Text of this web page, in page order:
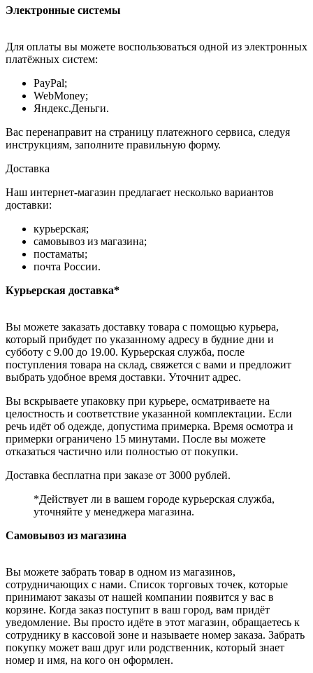
Электронные системы
Для оплаты вы можете воспользоваться одной из электронных
платёжных систем:
PayPal;
WebMoney;
Яндекс.Деньги.
Вас перенаправит на страницу платежного сервиса, следуя
инструкциям, заполните правильную форму.
Доставка
Наш интернет-магазин предлагает несколько вариантов
доставки:
курьерская;
самовывоз из магазина;
постаматы;
почта России.
Курьерская доставка*
Вы можете заказать доставку товара с помощью курьера,
который прибудет по указанному адресу в будние дни и
субботу с 9.00 до 19.00. Курьерская служба, после
поступления товара на склад, свяжется с вами и предложит
выбрать удобное время доставки. Уточнит адрес.
Вы вскрываете упаковку при курьере, осматриваете на
целостность и соответствие указанной комплектации. Если
речь идёт об одежде, допустима примерка. Время осмотра и
примерки ограничено 15 минутами. После вы можете
отказаться частично или полностью от покупки.
Доставка бесплатна при заказе от 3000 рублей.
*Действует ли в вашем городе курьерская служба,
уточняйте у менеджера магазина.
Самовывоз из магазина
Вы можете забрать товар в одном из магазинов,
сотрудничающих с нами. Список торговых точек, которые
принимают заказы от нашей компании появится у вас в
корзине. Когда заказ поступит в ваш город, вам придёт
уведомление. Вы просто идёте в этот магазин, обращаетесь к
сотруднику в кассовой зоне и называете номер заказа. Забрать
покупку может ваш друг или родственник, который знает
номер и имя, на кого он оформлен.